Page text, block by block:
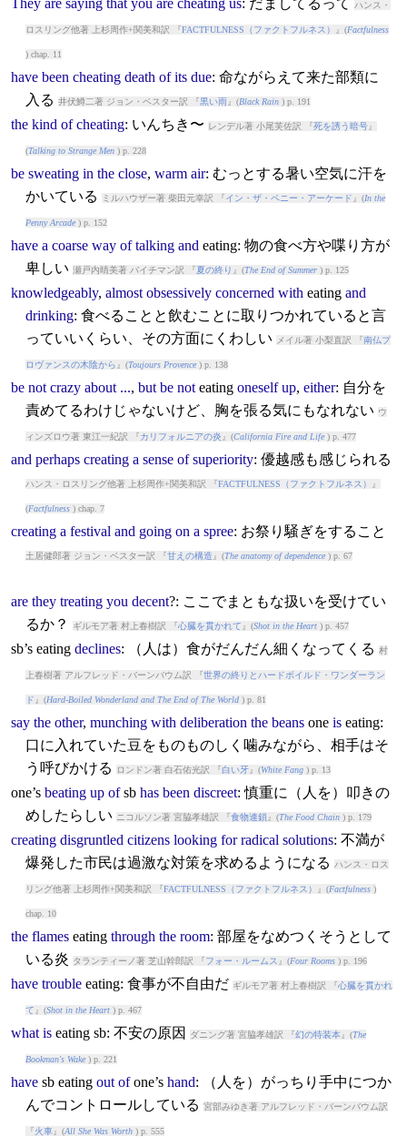
They are saying that you are cheating us: だましてるって ハンス・
ロスリング他著 上杉周作+関美和訳 『FACTFULNESS（ファクトフルネス） 』(Factfulness
) chap. 11
have been cheating death of its due: 命ながらえて来た部類に
入る 井伏鱒二著 ジョン・ベスター訳 『黒い雨』(Black Rain) p. 191
the kind of cheating: いんちき〜 レンデル著 小尾芙佐訳 『死を誘う暗号』
(Talking to Strange Men) p. 228
be sweating in the close, warm air: むっとする暑い空気に汗を
かいている
ミルハウザー著 柴田元幸訳 『イン・ザ・ペニー・アーケード 』(In the
Penny Arcade) p. 152
have a coarse way of talking and eating: 物の食べ方や喋り方が
卑しい 瀬戸内晴美著 バイチマン訳 『夏の終り 』(The End of Summer) p. 125
knowledgeably, almost obsessively concerned with eating and
drinking: 食べることと飲むことに取りつかれていると言
っていいくらい、その方面にくわしい
メイル著 小梨直訳 『南仏プ
ロヴァンスの木陰から 』(Toujours Provence) p. 138
be not crazy about ..., but be not eating oneself up, either: 自分を
責めてるわけじゃないけど、胸を張る気にもなれない ウ
ィンズロウ著 東江一紀訳 『カリフォルニアの炎 』(California Fire and Life) p. 477
and perhaps creating a sense of superiority: 優越感も感じられる
ハンス・ロスリング他著 上杉周作+関美和訳 『FACTFULNESS（ファクトフルネス） 』
(Factfulness) chap. 7
creating a festival and going on a spree: お祭り騒ぎをすること
土居健郎著 ジョン・ベスター訳 『甘えの構造 』(The anatomy of dependence) p. 67
are they treating you decent?: ここでまともな扱いを受けてい
るか？
ギルモア著 村上春樹訳 『心臓を貫かれて 』(Shot in the Heart) p. 457
sb’s eating declines: （人は）食がだんだん細くなってくる 村
上春樹著 アルフレッド・バーンバウム訳 『世界の終りとハードボイルド・ワンダーラン
ド 』(Hard-Boiled Wonderland and The End of The World) p. 81
say the other, munching with deliberation the beansone is eating:
口に入れていた豆をものものしく噛みながら、相手はそ
う呼びかける
ロンドン著 白石佑光訳 『白い牙』(White Fang) p. 13
one’s beating up ofsb has been discreet: 慎重に（人を）叩きの
めしたらしい
ニコルソン著 宮脇孝雄訳 『食物連鎖 』(The Food Chain) p. 179
creating disgruntled citizens looking for radical solutions: 不満が
爆発した市民は過激な対策を求めるようになる
ハンス・ロス
リング他著 上杉周作+関美和訳 『FACTFULNESS（ファクトフルネス） 』(Factfulness)
chap. 10
the flames eating through the room: 部屋をなめつくそうとして
いる炎 タランティーノ著 芝山幹郎訳 『フォー・ルームス 』(Four Rooms) p. 196
have trouble eating: 食事が不自由だ ギルモア著 村上春樹訳 『心臓を貫かれ
て 』(Shot in the Heart) p. 467
what is eatingsb: 不安の原因 ダニング著 宮脇孝雄訳 『幻の特装本』(The
Bookman's Wake) p. 221
havesb eating out ofone’s hand: （人を）がっちり手中につか
んでコントロールしている 宮部みゆき著 アルフレッド・バーンバウム訳
『火車 』(All She Was Worth) p. 555